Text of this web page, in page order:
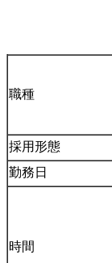
職種
採用形態
勤務日
時間